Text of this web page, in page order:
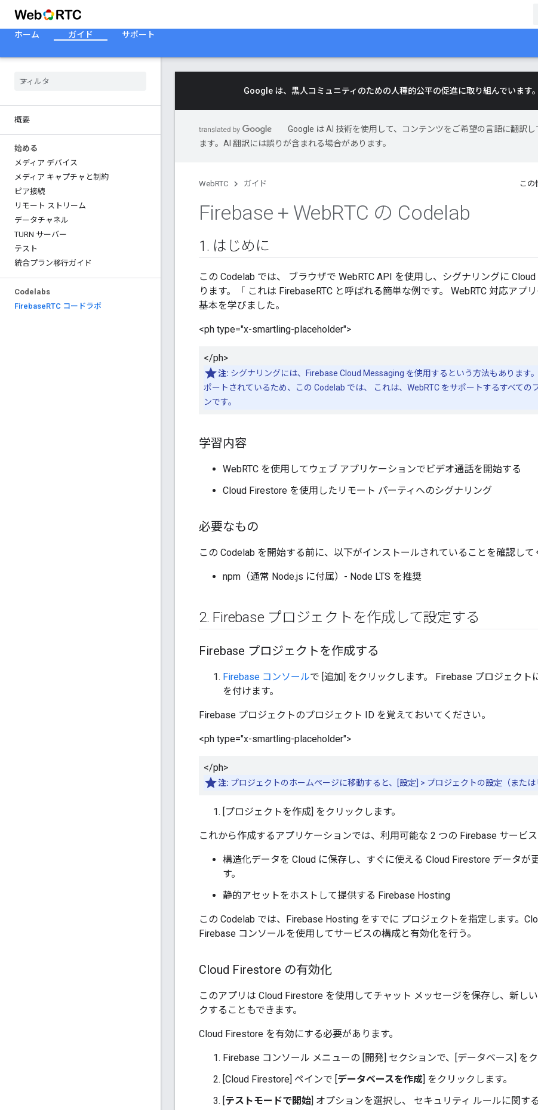
ホーム ガイド サポート
概要
始める
メディア デバイス
メディア キャプチャと制約
ピア接続
リモート ストリーム
データチャネル
TURN サーバー
テスト
統合プラン移行ガイド
Codelabs
FirebaseRTC コードラボ
Google は、黒人コミュニティのための人種的公平の促進に取り組んでいます。
Google は AI 技術を使用して、コンテンツをご希望の言語に翻訳し
ます。AI 翻訳には誤りが含まれる場合があります。
WebRTC ガイド この
Firebase + WebRTC の Codelab
1. はじめに
この Codelab では、 ブラウザで WebRTC API を使用し、シグナリングに
ります。「 これは FirebaseRTC と呼ばれる簡単な例です。 WebRTC 対応アプ
基本を学びました。
<ph type="x-smartling-placeholder">
</ph>
注: シグナリングには、Firebase Cloud Messaging を使用するという方法もあります
ポートされているため、この Codelab では、 これは、WebRTC をサポートするすべての
ンです。
学習内容
WebRTC を使用してウェブ アプリケーションでビデオ通話を開始する
Cloud Firestore を使用したリモート パーティへのシグナリング
必要なもの
この Codelab を開始する前に、以下がインストールされていることを確認して
npm（通常 Node.js に付属）- Node LTS を推奨
2. Firebase プロジェクトを作成して設定する
Firebase プロジェクトを作成する
Firebase コンソールで [追加] をクリックします。 Firebase プロジェクト
を付けます。
Firebase プロジェクトのプロジェクト ID を覚えておいてください。
<ph type="x-smartling-placeholder">
</ph>
注: プロジェクトのホームページに移動すると、[設定] > プロジェクトの設定（または
[プロジェクトを作成] をクリックします。
これから作成するアプリケーションでは、利用可能な 2 つの Firebase サービ
構造化データを Cloud に保存し、すぐに使える Cloud Firestore データが
す。
静的アセットをホストして提供する Firebase Hosting
この Codelab では、Firebase Hosting をすでに プロジェクトを指定します。
Firebase コンソールを使用してサービスの構成と有効化を行う。
Cloud Firestore の有効化
このアプリは Cloud Firestore を使用してチャット メッセージを保存し、新し
クすることもできます。
Cloud Firestore を有効にする必要があります。
Firebase コンソール メニューの [開発] セクションで、[データベース] をク
[Cloud Firestore] ペインで [データベースを作成] をクリックします。
[テストモードで開始] オプションを選択し、 セキュリティ ルールに関す